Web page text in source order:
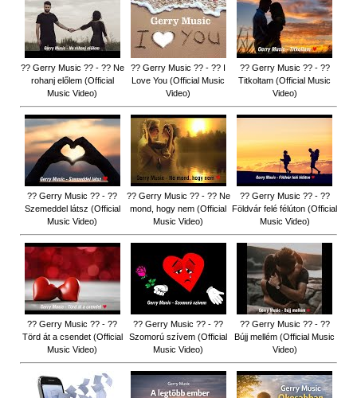
?? Gerry Music ?? - ?? Ne
rohanj előlem (Official
Music Video)
?? Gerry Music ?? - ?? I
Love You (Official Music
Video)
?? Gerry Music ?? - ??
Titkoltam (Official Music
Video)
?? Gerry Music ?? - ??
Szemeddel látsz (Official
Music Video)
?? Gerry Music ?? - ?? Ne
mond, hogy nem (Official
Music Video)
?? Gerry Music ?? - ??
Földvár felé félúton (Official
Music Video)
?? Gerry Music ?? - ??
Törd át a csendet (Official
Music Video)
?? Gerry Music ?? - ??
Szomorú szívem (Official
Music Video)
?? Gerry Music ?? - ??
Bújj mellém (Official Music
Video)